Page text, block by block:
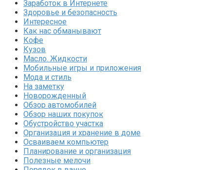
Заработок в Интернете
Здоровье и безопасность
Интересное
Как нас обманывают
Кофе
Кузов
Масло. Жидкости
Мобильные игры и приложения
Мода и стиль
На заметку
Новорожденный
Обзор автомобилей
Обзор наших покупок
Обустройство участка
Организация и хранение в доме
Осваиваем компьютер
Планирование и организация
Полезные мелочи